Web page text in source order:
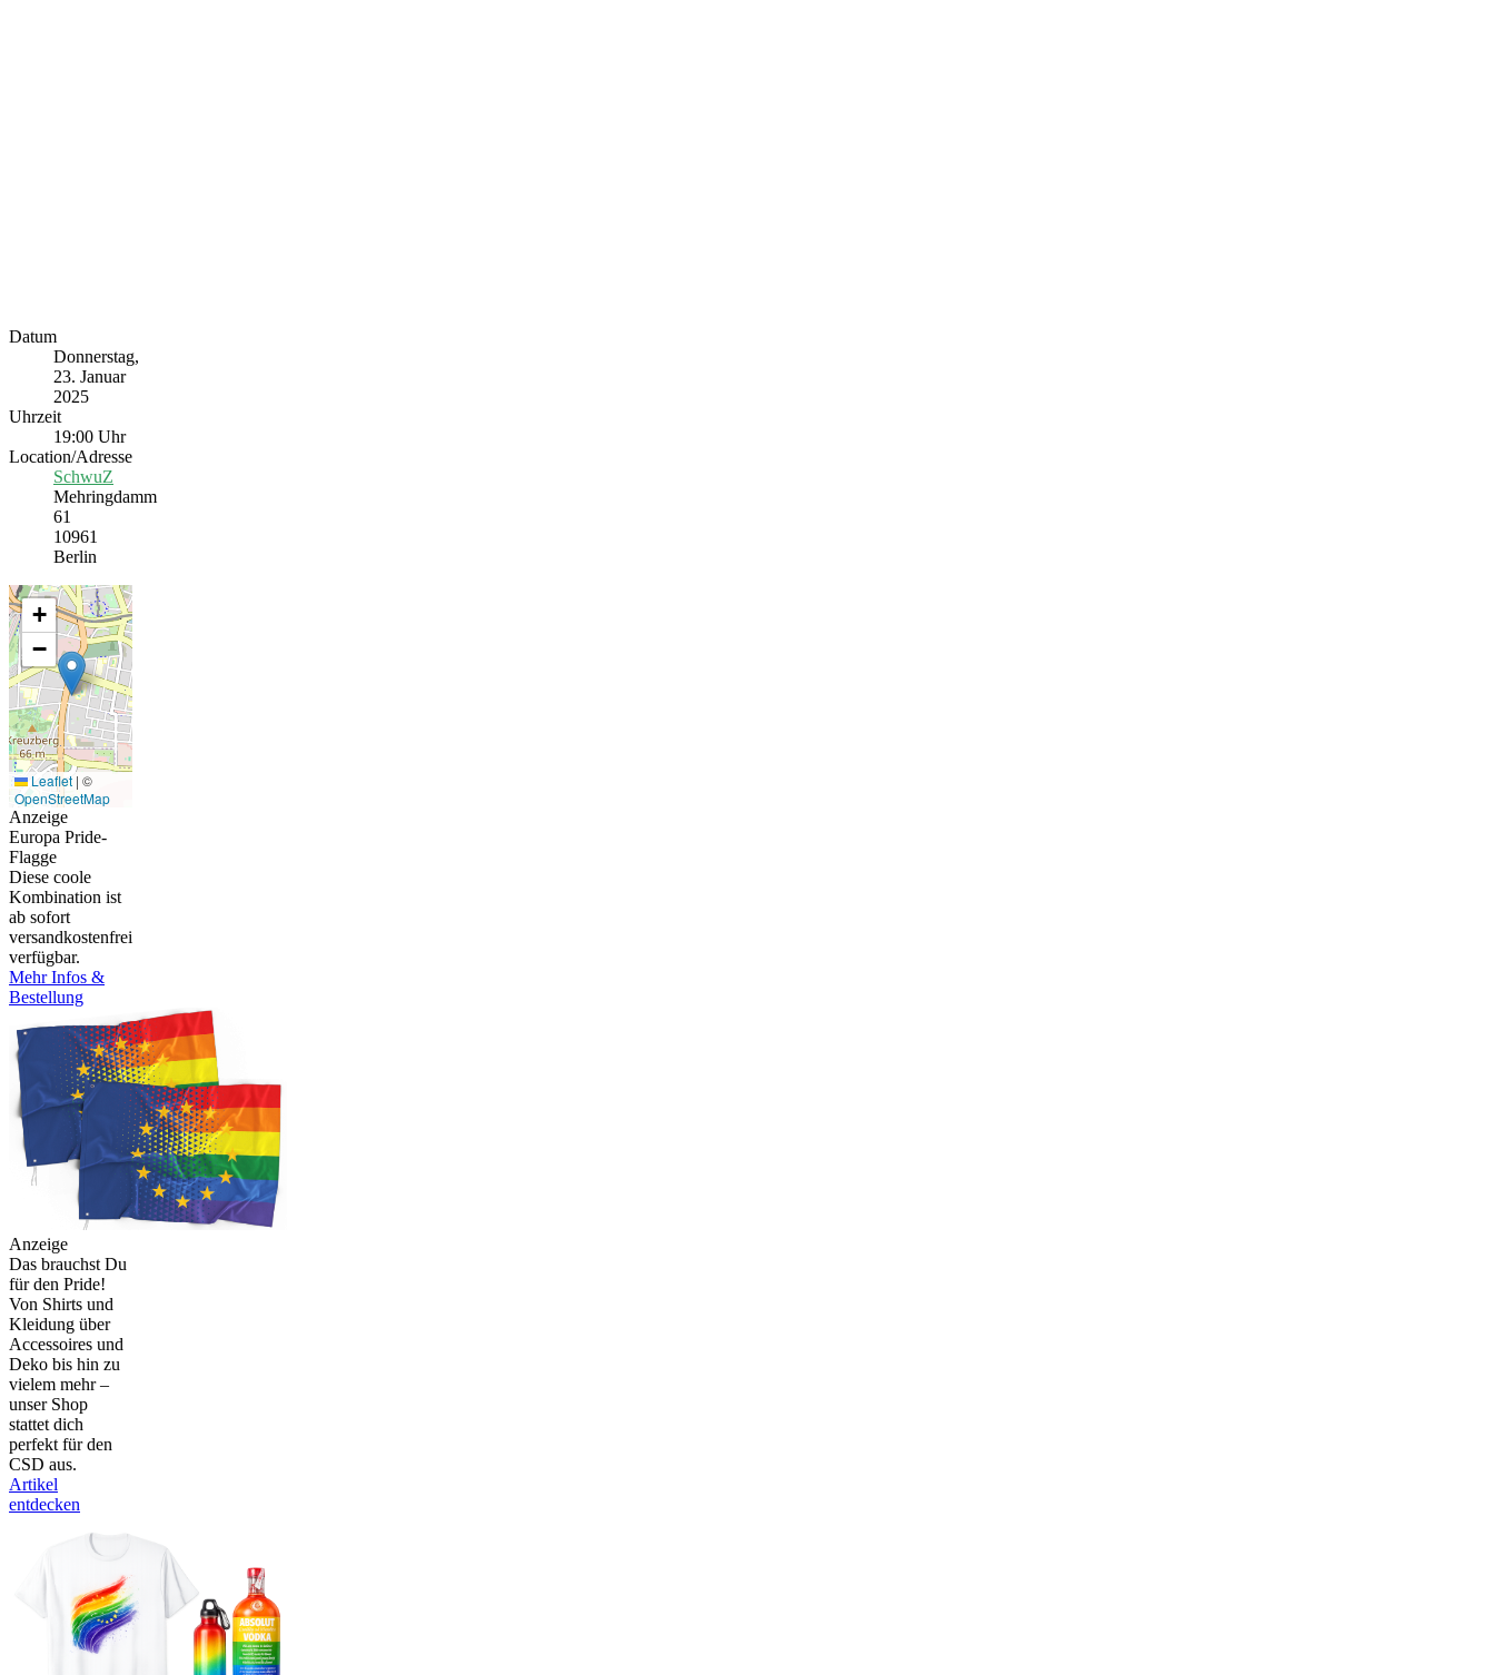
Datum
Donnerstag,
23. Januar
2025
Uhrzeit
19:00 Uhr
Location/Adresse
SchwuZ
Mehringdamm
61
10961
Berlin
+
−
Leaflet | ©
OpenStreetMap
Anzeige
Europa Pride-
Flagge
Diese coole
Kombination ist
ab sofort
versandkostenfrei
verfügbar.
Mehr Infos &
Bestellung
Anzeige
Das brauchst Du
für den Pride!
Von Shirts und
Kleidung über
Accessoires und
Deko bis hin zu
vielem mehr –
unser Shop
stattet dich
perfekt für den
CSD aus.
Artikel
entdecken